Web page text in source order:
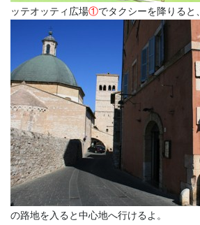
ッテオッティ広場①でタクシーを降りると、
の路地を入ると中心地へ行けるよ。